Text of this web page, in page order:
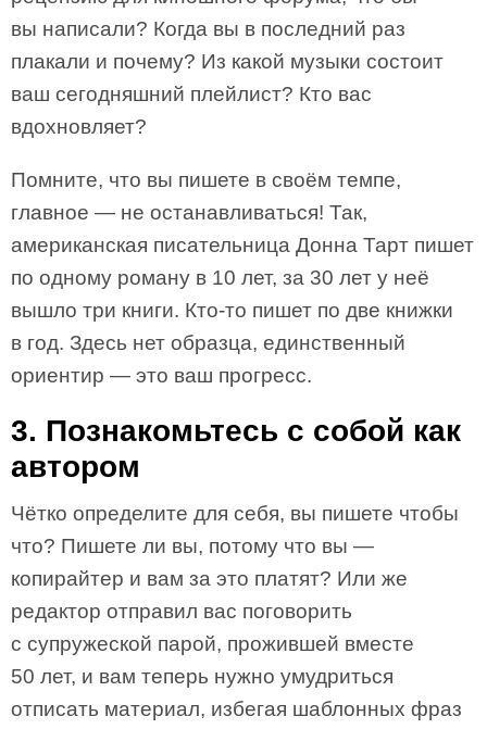
вы написали? Когда вы в последний раз
плакали и почему? Из какой музыки состоит
ваш сегодняшний плейлист? Кто вас
вдохновляет?
Помните, что вы пишете в своём темпе,
главное — не останавливаться! Так,
американская писательница Донна Тарт пишет
по одному роману в 10 лет, за 30 лет у неё
вышло три книги. Кто-то пишет по две книжки
в год. Здесь нет образца, единственный
ориентир — это ваш прогресс.
3. Познакомьтесь с собой как
автором
Чётко определите для себя, вы пишете чтобы
что? Пишете ли вы, потому что вы —
копирайтер и вам за это платят? Или же
редактор отправил вас поговорить
с супружеской парой, прожившей вместе
50 лет, и вам теперь нужно умудриться
отписать материал, избегая шаблонных фраз